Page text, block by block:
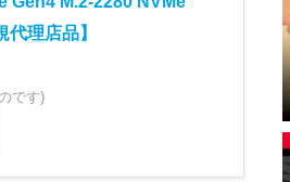
理店品】
です)